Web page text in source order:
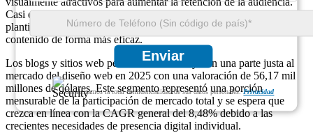
Enviar
Garantizamos la total confidencialidad de sus datos personales.Privacidad
Casi el 46% de los propietarios de sitios web personales prefieren
plantillas personalizables y componentes interactivos para mostrar el
contenido de forma más eficaz.
Los blogs y sitios web personales contribuyeron una parte justa al
mercado del diseño web en 2025 con una valoración de 56,17 mil
millones de dólares. Este segmento representó una porción
mensurable de la participación de mercado total y se espera que
crezca en línea con la CAGR general del 8,48% debido a las
crecientes necesidades de presencia digital individual.